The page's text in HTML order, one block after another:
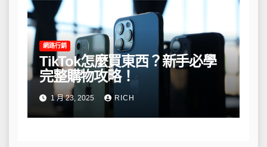
網路行銷
TikTok怎麼買東西？新手必學
完整購物攻略！
1 月 23, 2025 RICH